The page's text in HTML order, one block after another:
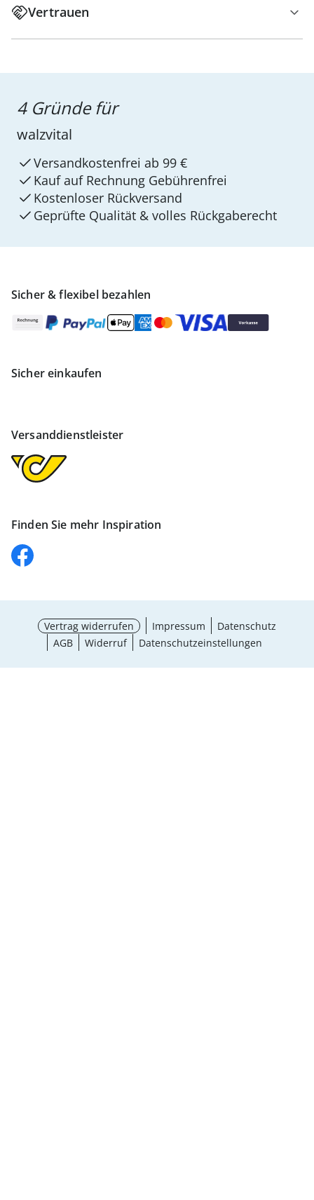
Vertrauen
Sicher & flexibel bezahlen
Sicher einkaufen
Versanddienstleister
Finden Sie mehr Inspiration
4 Gründe für
walzvital
Versandkostenfrei ab 99 €
Kauf auf Rechnung Gebührenfrei
Kostenloser Rückversand
Geprüfte Qualität & volles Rückgaberecht
Vertrag widerrufen Impressum
Datenschutz
AGB
Widerruf Datenschutzeinstellungen